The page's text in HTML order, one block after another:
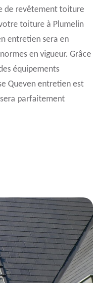
de revêtement toiture
toiture à Plumelin
entretien sera en
en vigueur. Grâce
équipements
Queven entretien est
parfaitement